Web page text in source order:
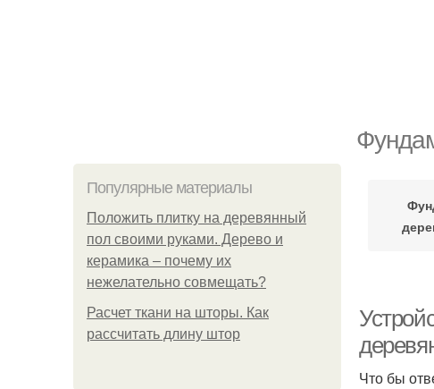
Популярные материалы
Положить плитку на деревянный
пол своими руками. Дерево и
керамика – почему их
нежелательно совмещать?
Расчет ткани на шторы. Как
рассчитать длину штор
Что бы